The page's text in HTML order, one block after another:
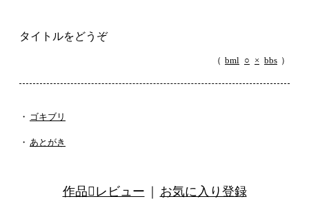
タイトルをどうぞ
（ bml ○ × bbs ）
・ ゴキブリ
・ あとがき
作品レビュー お気に入り登録